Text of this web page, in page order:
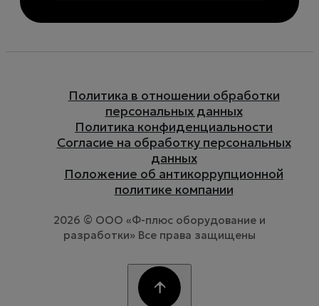
Политика в отношении обработки
персональных данных
Политика конфиденциальности
Согласие на обработку персональных
данных
Положение об антикоррупционной
политике компании
2026 © ООО «Ф-плюс оборудование и
разработки» Все права защищены